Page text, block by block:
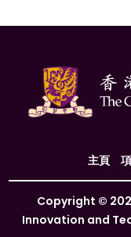
主頁
Copyright ©
Innovation and